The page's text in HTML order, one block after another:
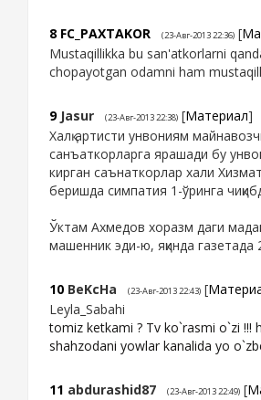
8 FC_PAXTAKOR (23-Авг-2013 22:36) [
Mustaqillikka bu san'atkorlarni
chopayotgan odamni ham
9 Jasur (23-Авг-2013 22:38) [Материал]
Халқ артисти унвониям
санъаткорларга ярашади бу
кирган саънаткорлар хали
беришда симпатия 1-ўринга
Ўктам Ахмедов хоразм даги
машенник эди-ю, яқинда газетада 2
10 BeKcHa (23-Авг-2013 22:43) [
Leyla_Sabahi
tomiz ketkami ? Tv ko`rasmi o`zi
shahzodani yowlar kanalida yo
11 abdurashid87 (23-Авг-2013 22:49) [